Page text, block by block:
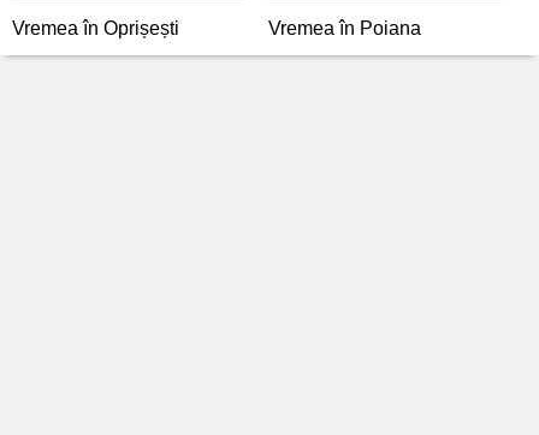
Vremea în Oprișești Vremea în Poiana